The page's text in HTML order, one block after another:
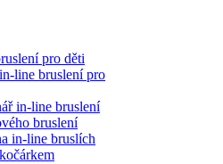
pro děti
line bruslení pro
in-line bruslení
bruslení
in-line bruslích